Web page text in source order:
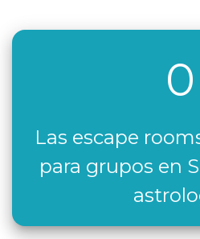
0
Las escape
para grupos en